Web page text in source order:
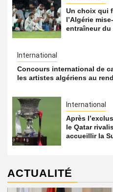
Un choix qui
l’Algérie
entraîneur du
International
Concours international de
les artistes algériens au
International
Après
le Qatar
accueillir la
ACTUALITÉ